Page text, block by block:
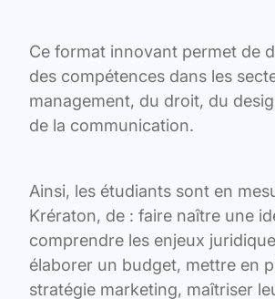
Ce format innovant permet de
des compétences dans les
management, du droit, du
de la communication.
Ainsi, les étudiants sont en
Krératon, de : faire naître une
comprendre les enjeux
élaborer un budget, mettre en
stratégie marketing, maîtriser